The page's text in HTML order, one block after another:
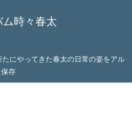
ム時々春太
にやってきた春太の日常の姿をアル
存